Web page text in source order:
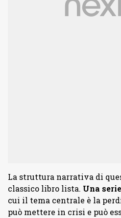
La struttura narrativa di
classico libro lista. Una
cui il tema centrale è la
può mettere in crisi e può